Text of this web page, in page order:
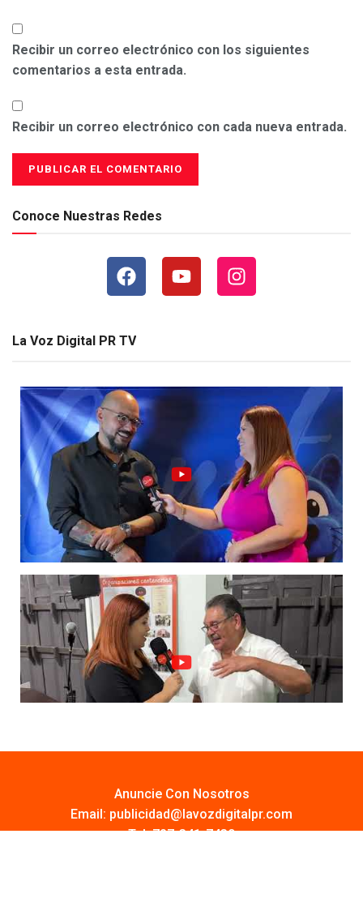
Recibir un correo electrónico con los siguientes
comentarios a esta entrada.
Recibir un correo electrónico con cada nueva entrada.
Conoce Nuestras Redes
La Voz Digital PR TV
Anuncie Con Nosotros
Email: publicidad@lavozdigitalpr.com
Tel. 787-341-7439